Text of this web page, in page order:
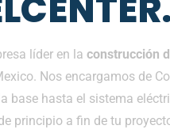
líder en la construcción
Nos encargamos de
base hasta el sistema
principio a fin de tu